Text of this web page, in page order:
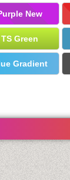
New
TS Green
Gradient